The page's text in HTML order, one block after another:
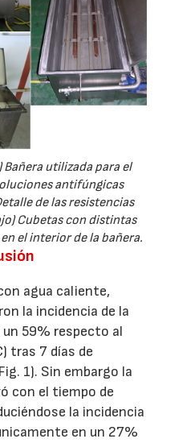
Bañera utilizada para el
antifúngicas
de las resistencias
Cubetas con distintas
el interior de la bañera.
agua caliente,
la incidencia de la
un 59% respecto al
tras 7 días de
1). Sin embargo la
con el tiempo de
la incidencia
en un 27%